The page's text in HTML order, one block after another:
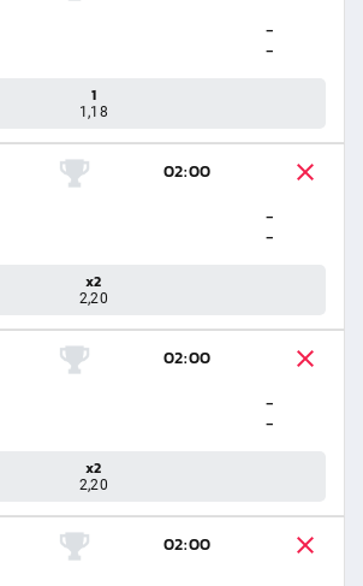
-
-
1
1,18
02:00
-
-
x2
2,20
02:00
-
-
x2
2,20
02:00